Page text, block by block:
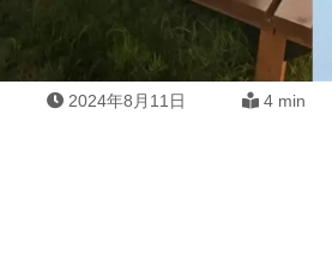
2024年8月11日 4 min